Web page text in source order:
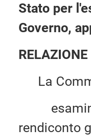
Stato per
Governo,
La
rendiconto